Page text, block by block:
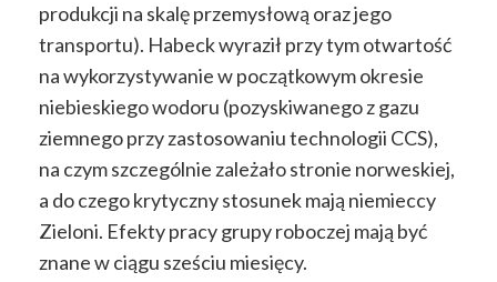
produkcji na skalę przemysłową oraz jego
transportu). Habeck wyraził przy tym otwartość
na wykorzystywanie w początkowym okresie
niebieskiego wodoru (pozyskiwanego z gazu
ziemnego przy zastosowaniu technologii CCS),
na czym szczególnie zależało stronie norweskiej,
a do czego krytyczny stosunek mają niemieccy
Zieloni. Efekty pracy grupy roboczej mają być
znane w ciągu sześciu miesięcy.